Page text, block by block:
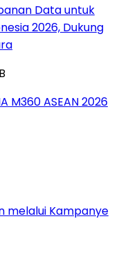
Data untuk
2026, Dukung
M360 ASEAN 2026
melalui Kampanye